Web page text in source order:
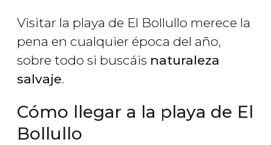
Visitar la playa de El Bollullo merece la
pena en cualquier época del año,
sobre todo si buscáis naturaleza
salvaje.
Cómo llegar a la playa de El
Bollullo